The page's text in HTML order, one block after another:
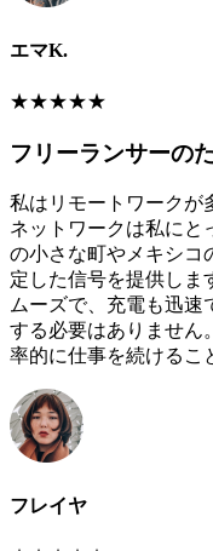
エマK.
★★★★★
フリーランサーの
私はリモートワークが
ネットワークは私にと
の小さな町やメキシコ
定した信号を提供しま
ムーズで、充電も迅
する必要はありません
率的に仕事を続けるこ
フレイヤ